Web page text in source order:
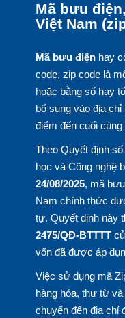
Mã bưu
Việt Nam
Mã bưu điệnhay
code, zip code là
hoặc bằng số hay
bổ sung vào địa
điểm đến cuối
Theo Quyết định số
học và Công nghệ
24/08/2025, mã
Nam chính thức
tự. Quyết định này
2475/QĐ-BTTTT
vốn đã được áp
Việc sử dụng mã
hàng hóa, thư từ
chuyển đến địa chỉ